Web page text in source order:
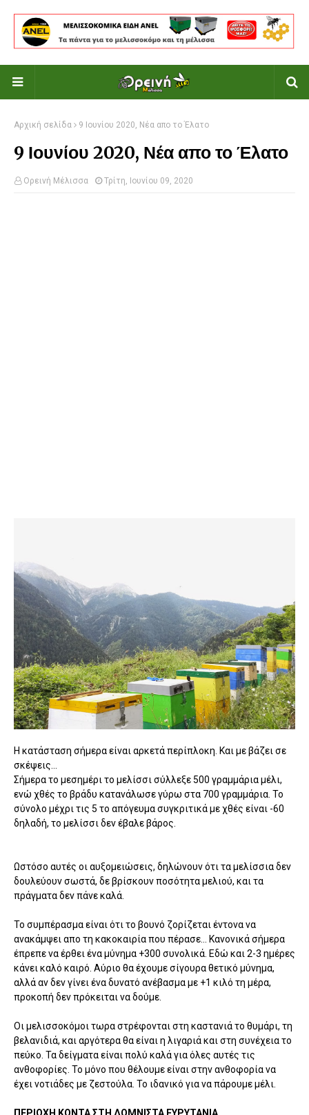
Αρχική σελίδα 9 Ιουνίου 2020, Νέα απο το Έλατο
9 Ιουνίου 2020, Νέα απο το Έλατο
Ορεινή Μέλισσα Τρίτη, Ιουνίου 09, 2020
Η κατάσταση σήμερα είναι αρκετά περίπλοκη. Και με βάζει σε
σκέψεις...
Σήμερα το μεσημέρι το μελίσσι σύλλεξε 500 γραμμάρια μέλι,
ενώ χθές το βράδυ κατανάλωσε γύρω στα 700 γραμμάρια. Το
σύνολο μέχρι τις 5 το απόγευμα συγκριτικά με χθές είναι -60
δηλαδή, το μελίσσι δεν έβαλε βάρος.
Ωστόσο αυτές οι αυξομειώσεις, δηλώνουν ότι τα μελίσσια δεν
δουλεύουν σωστά, δε βρίσκουν ποσότητα μελιού, και τα
πράγματα δεν πάνε καλά.
Το συμπέρασμα είναι ότι το βουνό ζορίζεται έντονα να
ανακάμψει απο τη κακοκαιρία που πέρασε... Κανονικά σήμερα
έπρεπε να έρθει ένα μύνημα +300 συνολικά. Εδώ και 2-3 ημέρες
κάνει καλό καιρό. Αύριο θα έχουμε σίγουρα θετικό μύνημα,
αλλά αν δεν γίνει ένα δυνατό ανέβασμα με +1 κιλό τη μέρα,
προκοπή δεν πρόκειται να δούμε.
Οι μελισσοκόμοι τωρα στρέφονται στη καστανιά το θυμάρι, τη
βελανιδιά, και αργότερα θα είναι η λιγαριά και στη συνέχεια το
πεύκο. Τα δείγματα είναι πολύ καλά για όλες αυτές τις
ανθοφορίες. Το μόνο που θέλουμε είναι στην ανθοφορία να
έχει νοτιάδες με ζεστούλα. Το ιδανικό για να πάρουμε μέλι.